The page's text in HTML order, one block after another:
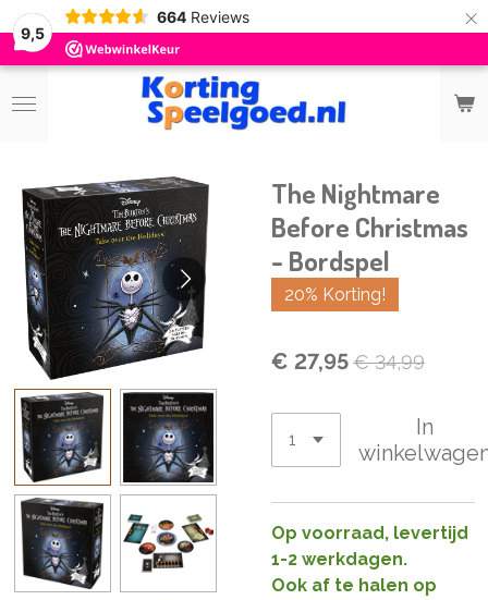
9,5
664 Reviews ×
The Nightmare
Before Christmas
- Bordspel
20% Korting!
€ 27,95€ 34,99
In
Op voorraad, levertijd
1-2 werkdagen.
Ook af te halen op